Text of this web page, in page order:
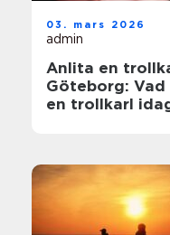
03. mars 2026
admin
Anlita en
Göteborg: Vad
en trollkarl